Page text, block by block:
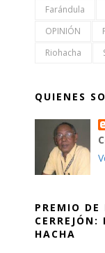
Farándula
OPINIÓN
Riohacha
QUIENES
PREMIO DE
HACHA